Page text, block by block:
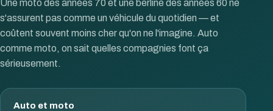
Une moto des années 70 et une berline des années 60 ne
s'assurent pas comme un véhicule du quotidien — et
coûtent souvent moins cher qu'on ne l'imagine. Auto
comme moto, on sait quelles compagnies font ça
sérieusement.
Auto et moto